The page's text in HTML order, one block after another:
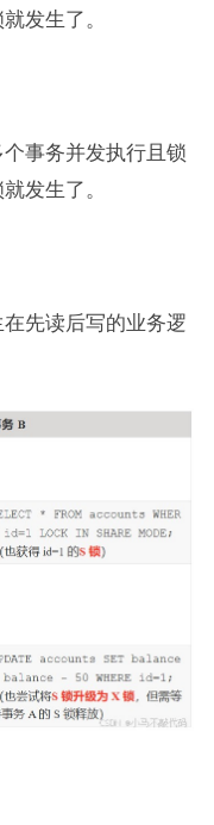
发生了。
事务并发执行且锁
发生了。
先读后写的业务逻